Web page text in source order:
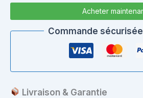
/
Acheter
Commande
Livraison & Garantie